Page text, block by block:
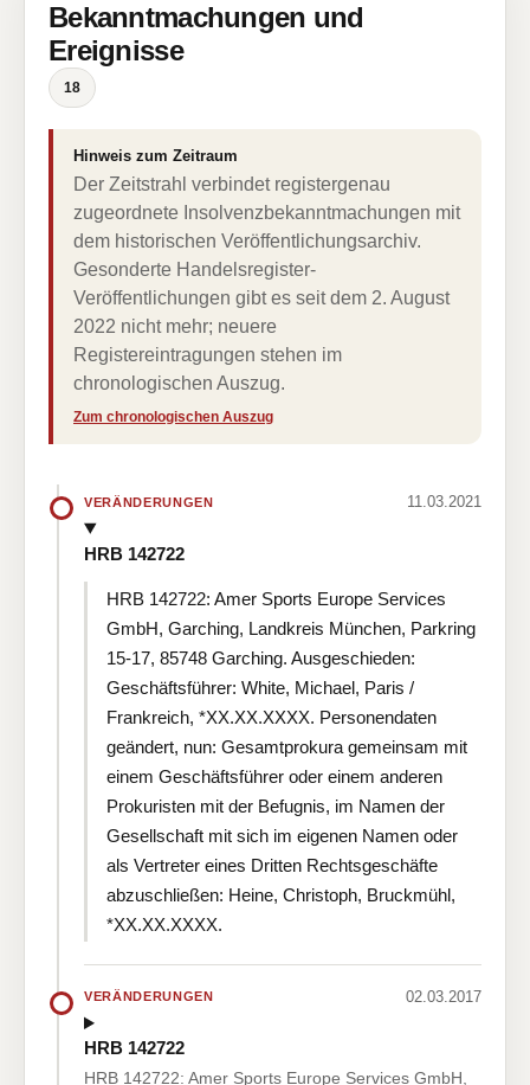
Bekanntmachungen und
Ereignisse
18
Hinweis zum Zeitraum
Der Zeitstrahl verbindet registergenau
zugeordnete Insolvenzbekanntmachungen mit
dem historischen Veröffentlichungsarchiv.
Gesonderte Handelsregister-
Veröffentlichungen gibt es seit dem 2. August
2022 nicht mehr; neuere
Registereintragungen stehen im
chronologischen Auszug.
Zum chronologischen Auszug
VERÄNDERUNGEN 11.03.2021
HRB 142722
HRB 142722: Amer Sports Europe Services
GmbH, Garching, Landkreis München, Parkring
15-17, 85748 Garching. Ausgeschieden:
Geschäftsführer: White, Michael, Paris /
Frankreich, *XX.XX.XXXX. Personendaten
geändert, nun: Gesamtprokura gemeinsam mit
einem Geschäftsführer oder einem anderen
Prokuristen mit der Befugnis, im Namen der
Gesellschaft mit sich im eigenen Namen oder
als Vertreter eines Dritten Rechtsgeschäfte
abzuschließen: Heine, Christoph, Bruckmühl,
*XX.XX.XXXX.
VERÄNDERUNGEN 02.03.2017
HRB 142722
HRB 142722: Amer Sports Europe Services GmbH,